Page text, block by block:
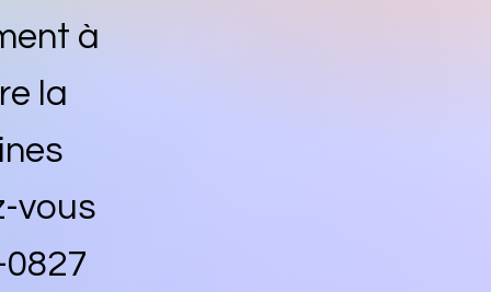
à
la
vous